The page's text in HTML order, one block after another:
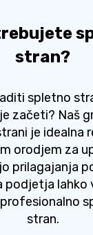
stran?
spletno
začeti? Naš
je idealna
orodjem za
prilagajanja
podjetja lahko
stran.